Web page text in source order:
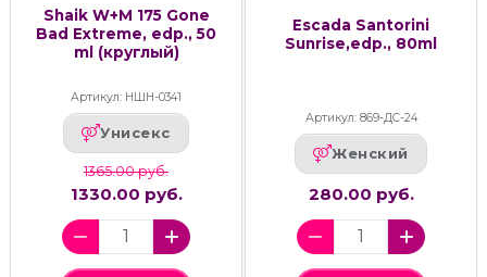
Shaik W+M 175 Gone
Bad Extreme, edp., 50
ml (круглый)
Артикул: НШН-0341
Унисекс
1365.00 руб.
1330.00 руб.
Escada Santorini
Sunrise,edp., 80ml
Артикул: 869-ДС-24
Женский
280.00 руб.